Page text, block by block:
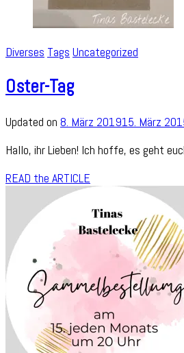
Diverses Tags Uncategorized
Oster-Tag
Updated on 8. März 201915. März
Hallo, ihr Lieben! Ich hoffe, es geht
READ the ARTICLE